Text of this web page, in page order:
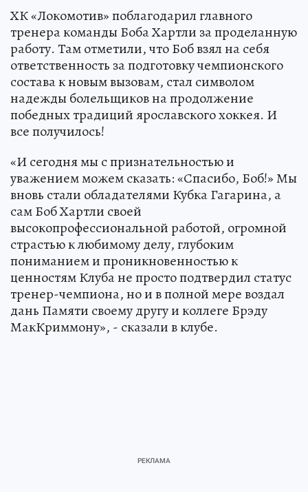
ХК «Локомотив» поблагодарил главного
тренера команды Боба Хартли за проделанную
работу. Там отметили, что Боб взял на себя
ответственность за подготовку чемпионского
состава к новым вызовам, стал символом
надежды болельщиков на продолжение
победных традиций ярославского хоккея. И
все получилось!
«И сегодня мы с признательностью и
уважением можем сказать: «Спасибо, Боб!» Мы
вновь стали обладателями Кубка Гагарина, а
сам Боб Хартли своей
высокопрофессиональной работой, огромной
страстью к любимому делу, глубоким
пониманием и проникновенностью к
ценностям Клуба не просто подтвердил статус
тренер-чемпиона, но и в полной мере воздал
дань Памяти своему другу и коллеге Брэду
МакКриммону», - сказали в клубе.